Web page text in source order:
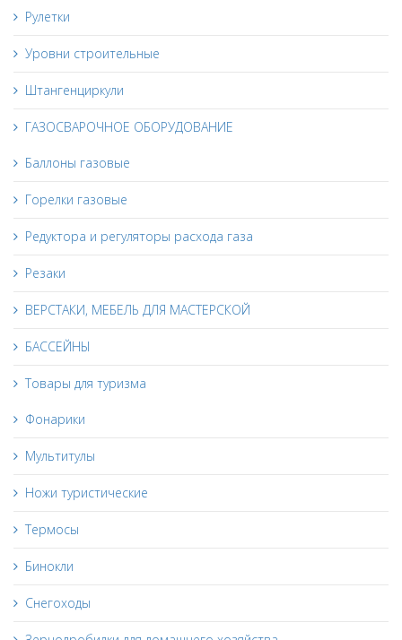
Рулетки
Уровни строительные
Штангенциркули
ГАЗОСВАРОЧНОЕ ОБОРУДОВАНИЕ
Баллоны газовые
Горелки газовые
Редуктора и регуляторы расхода газа
Резаки
ВЕРСТАКИ, МЕБЕЛЬ ДЛЯ МАСТЕРСКОЙ
БАССЕЙНЫ
Товары для туризма
Фонарики
Мультитулы
Ножи туристические
Термосы
Бинокли
Снегоходы